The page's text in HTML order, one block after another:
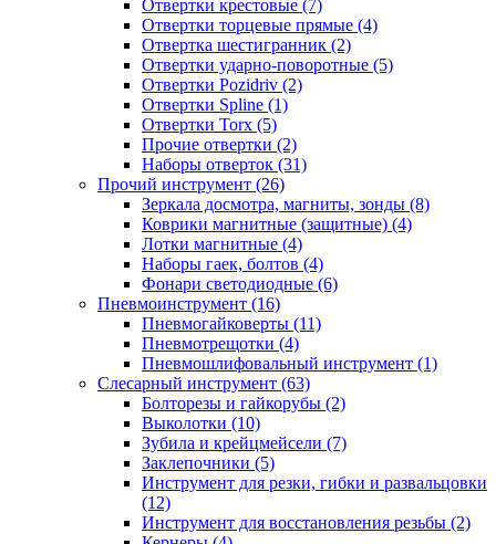
Отвертки крестовые (7)
Отвертки торцевые прямые (4)
Отвертка шестигранник (2)
Отвертки ударно-поворотные (5)
Отвертки Pozidriv (2)
Отвертки Spline (1)
Отвертки Torx (5)
Прочие отвертки (2)
Наборы отверток (31)
Прочий инструмент (26)
Зеркала досмотра, магниты, зонды (8)
Коврики магнитные (защитные) (4)
Лотки магнитные (4)
Наборы гаек, болтов (4)
Фонари светодиодные (6)
Пневмоинструмент (16)
Пневмогайковерты (11)
Пневмотрещотки (4)
Пневмошлифовальный инструмент (1)
Слесарный инструмент (63)
Болторезы и гайкорубы (2)
Выколотки (10)
Зубила и крейцмейсели (7)
Заклепочники (5)
Инструмент для резки, гибки и развальцовки
(12)
Инструмент для восстановления резьбы (2)